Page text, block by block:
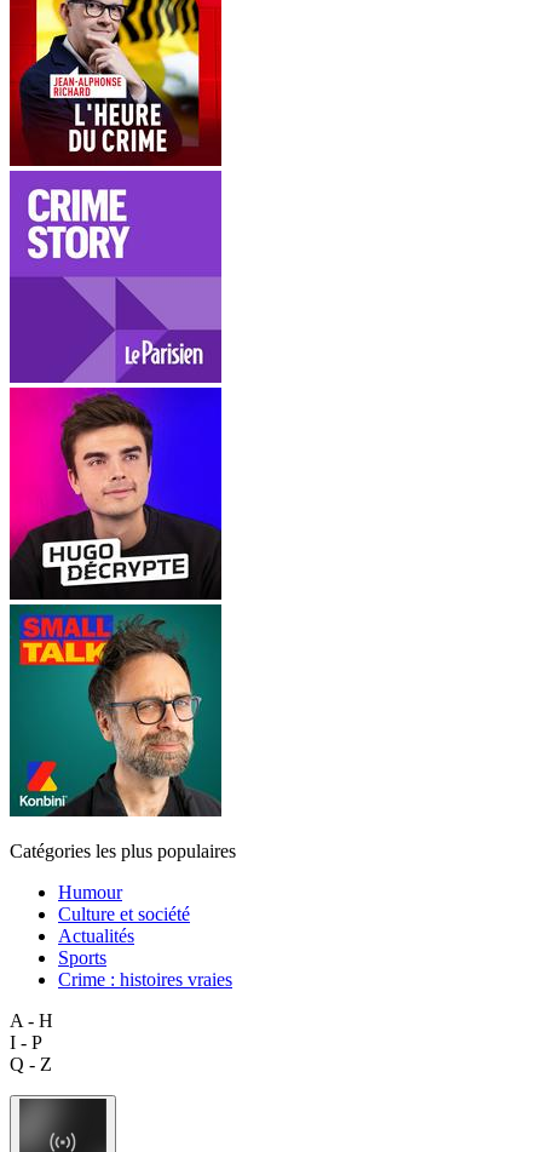
Catégories les plus populaires
Humour
Culture et société
Actualités
Sports
Crime : histoires vraies
A - H
I - P
Q - Z